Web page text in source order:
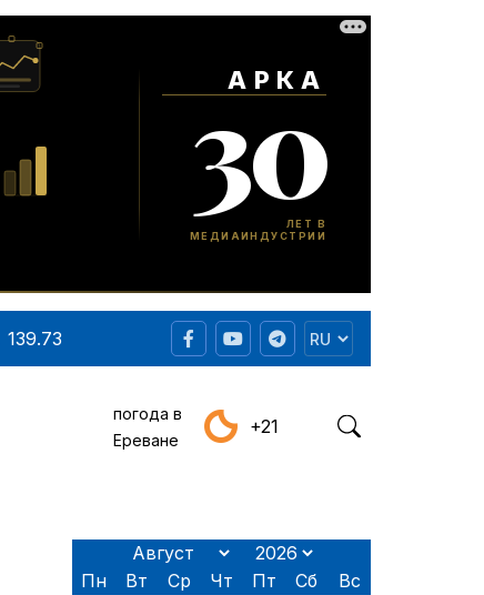
139.73
погода в
Ереване
+21
Пн Вт Ср Чт Пт Сб
Вс